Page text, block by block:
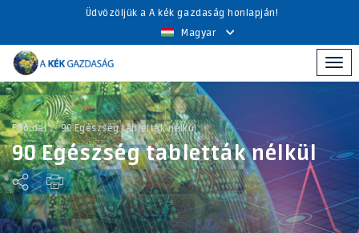
Üdvözöljük a A kék gazdaság honlapján!
Magyar
Főoldal 90 Egészség tabletták nélkül
90 Egészség tabletták nélkül